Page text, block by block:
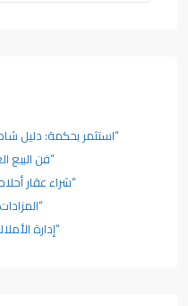
“استثمر بحكمة: دليل
“فن البيع
“شراء عقار
“إدارة